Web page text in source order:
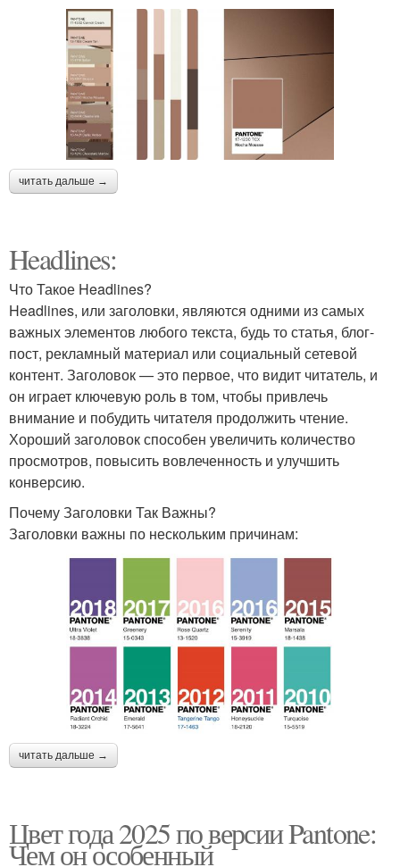
читать дальше →
Headlines:
Что Такое Headlines?
Headlines, или заголовки, являются одними из самых
важных элементов любого текста, будь то статья, блог-
пост, рекламный материал или социальный сетевой
контент. Заголовок — это первое, что видит читатель, и
он играет ключевую роль в том, чтобы привлечь
внимание и побудить читателя продолжить чтение.
Хороший заголовок способен увеличить количество
просмотров, повысить вовлеченность и улучшить
конверсию.
Почему Заголовки Так Важны?
Заголовки важны по нескольким причинам:
читать дальше →
Цвет года 2025 по версии Pantone:
Чем он особенный